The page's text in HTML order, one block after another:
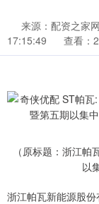
来源：配资之家
17:15:49
查看：
（原标题：浙江
以
浙江帕瓦新能源股